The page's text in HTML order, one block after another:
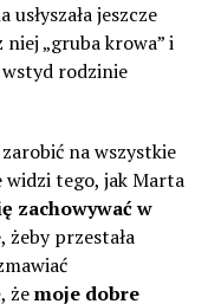
jeszcze
niej „gruba krowa” i
wstyd rodzinie
na wszystkie
widzi tego, jak Marta
zachowywać w
przestała
żemoje dobre